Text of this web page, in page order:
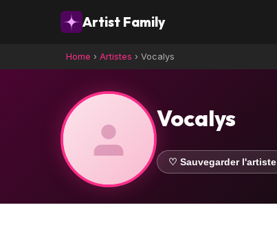
Artist Family
Home › Artistes › Vocalys
Vocalys
♡ Sauvegarder l'artiste